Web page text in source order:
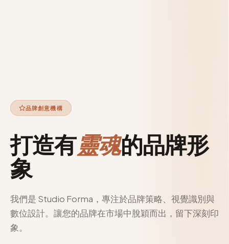
品牌創意機構
打造有靈魂的品牌形
象
我們是 Studio Forma，專注於品牌策略、視覺識別與
數位設計。讓您的品牌在市場中脫穎而出，留下深刻印
象。